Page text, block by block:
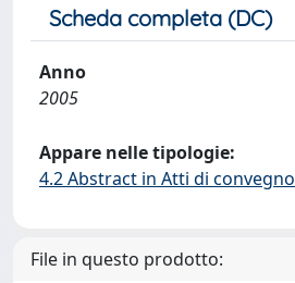
Scheda completa (DC)
Anno
2005
Appare nelle tipologie:
4.2 Abstract in Atti di convegno
File in questo prodotto: